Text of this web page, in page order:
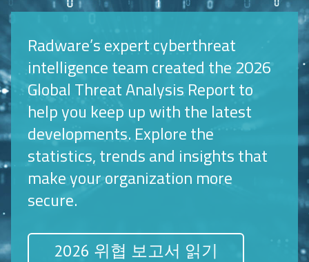
Radware’s expert cyberthreat
intelligence team created the 2026
Global Threat Analysis Report to
help you keep up with the latest
developments. Explore the
statistics, trends and insights that
make your organization more
secure.
2026 위협 보고서 읽기